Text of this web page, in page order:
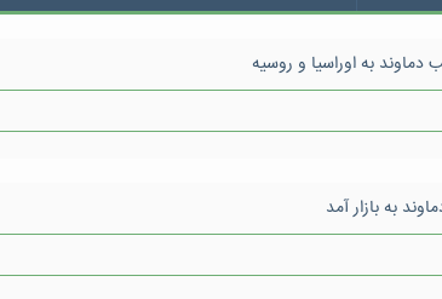
به اوراسیا و روسیه
به بازار آمد